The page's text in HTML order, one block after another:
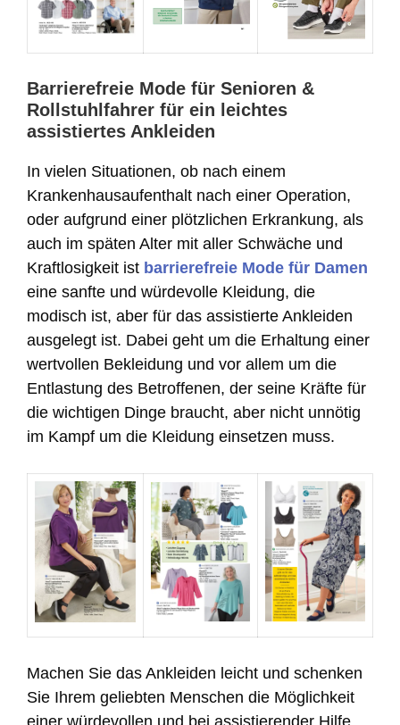
Barrierefreie Mode für Senioren &
Rollstuhlfahrer für ein leichtes
assistiertes Ankleiden
In vielen Situationen, ob nach einem
Krankenhausaufenthalt nach einer Operation,
oder aufgrund einer plötzlichen Erkrankung, als
auch im späten Alter mit aller Schwäche und
Kraftlosigkeit ist barrierefreie Mode für Damen
eine sanfte und würdevolle Kleidung, die
modisch ist, aber für das assistierte Ankleiden
ausgelegt ist. Dabei geht um die Erhaltung einer
wertvollen Bekleidung und vor allem um die
Entlastung des Betroffenen, der seine Kräfte für
die wichtigen Dinge braucht, aber nicht unnötig
im Kampf um die Kleidung einsetzen muss.
Machen Sie das Ankleiden leicht und schenken
Sie Ihrem geliebten Menschen die Möglichkeit